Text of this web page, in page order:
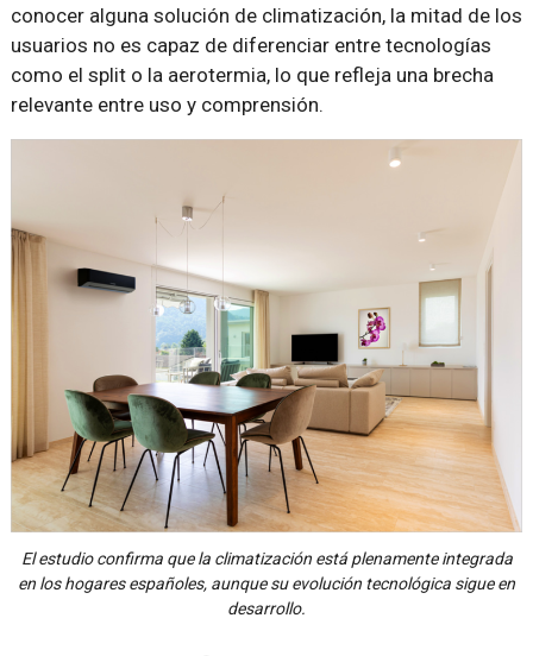
conocer alguna solución de climatización, la mitad de los
usuarios no es capaz de diferenciar entre tecnologías
como el split o la aerotermia, lo que refleja una brecha
relevante entre uso y comprensión.
El estudio confirma que la climatización está plenamente integrada
en los hogares españoles, aunque su evolución tecnológica sigue en
desarrollo.